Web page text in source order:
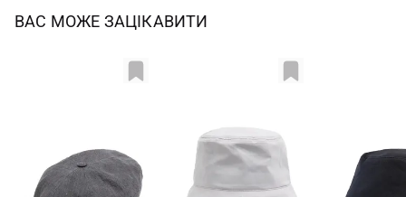
ВАС МОЖЕ ЗАЦІКАВИТИ